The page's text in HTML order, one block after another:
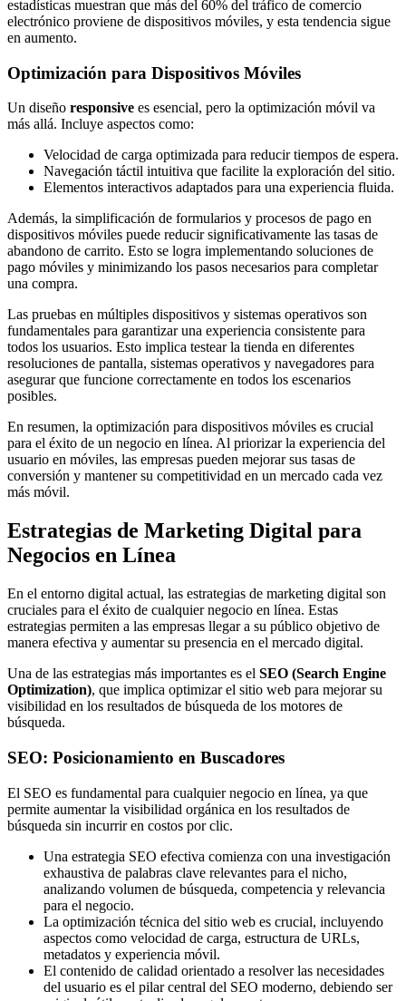
estadísticas muestran que más del 60% del tráfico de comercio
electrónico proviene de dispositivos móviles, y esta tendencia sigue
en aumento.
Optimización para Dispositivos Móviles
Un diseño responsive es esencial, pero la optimización móvil va
más allá. Incluye aspectos como:
Velocidad de carga optimizada para reducir tiempos de espera.
Navegación táctil intuitiva que facilite la exploración del sitio.
Elementos interactivos adaptados para una experiencia fluida.
Además, la simplificación de formularios y procesos de pago en
dispositivos móviles puede reducir significativamente las tasas de
abandono de carrito. Esto se logra implementando soluciones de
pago móviles y minimizando los pasos necesarios para completar
una compra.
Las pruebas en múltiples dispositivos y sistemas operativos son
fundamentales para garantizar una experiencia consistente para
todos los usuarios. Esto implica testear la tienda en diferentes
resoluciones de pantalla, sistemas operativos y navegadores para
asegurar que funcione correctamente en todos los escenarios
posibles.
En resumen, la optimización para dispositivos móviles es crucial
para el éxito de un negocio en línea. Al priorizar la experiencia del
usuario en móviles, las empresas pueden mejorar sus tasas de
conversión y mantener su competitividad en un mercado cada vez
más móvil.
Estrategias de Marketing Digital para
Negocios en Línea
En el entorno digital actual, las estrategias de marketing digital son
cruciales para el éxito de cualquier negocio en línea. Estas
estrategias permiten a las empresas llegar a su público objetivo de
manera efectiva y aumentar su presencia en el mercado digital.
Una de las estrategias más importantes es el SEO (Search Engine
Optimization), que implica optimizar el sitio web para mejorar su
visibilidad en los resultados de búsqueda de los motores de
búsqueda.
SEO: Posicionamiento en Buscadores
El SEO es fundamental para cualquier negocio en línea, ya que
permite aumentar la visibilidad orgánica en los resultados de
búsqueda sin incurrir en costos por clic.
Una estrategia SEO efectiva comienza con una investigación
exhaustiva de palabras clave relevantes para el nicho,
analizando volumen de búsqueda, competencia y relevancia
para el negocio.
La optimización técnica del sitio web es crucial, incluyendo
aspectos como velocidad de carga, estructura de URLs,
metadatos y experiencia móvil.
El contenido de calidad orientado a resolver las necesidades
del usuario es el pilar central del SEO moderno, debiendo ser